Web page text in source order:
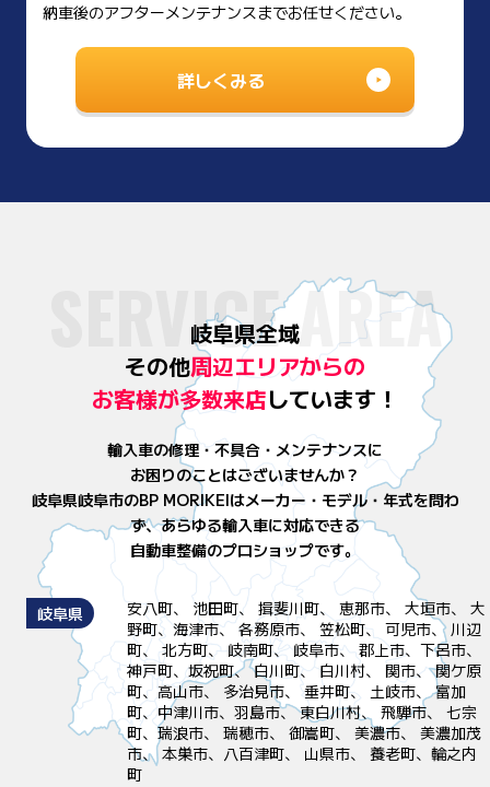
納車後のアフターメンテナンスまでお任せください。
詳しくみる
SERVICE AREA
岐阜県全域
その他周辺エリアからの
お客様が多数来店しています！
輸入車の修理・不具合・メンテナンスに
お困りのことはございませんか？
岐阜県岐阜市のBP MORIKEIはメーカー・モデル・年式を問わ
ず、あらゆる輸入車に対応できる
自動車整備のプロショップです。
岐阜県
安八町、 池田町、 揖斐川町、 恵那市、 大垣市、 大
野町、海津市、 各務原市、 笠松町、 可児市、 川辺
町、 北方町、 岐南町、 岐阜市、 郡上市、下呂市、
神戸町、坂祝町、 白川町、 白川村、 関市、 関ケ原
町、高山市、 多治見市、 垂井町、 土岐市、 富加
町、中津川市、羽島市、 東白川村、 飛騨市、 七宗
町、瑞浪市、 瑞穂市、 御嵩町、 美濃市、 美濃加茂
市、 本巣市、八百津町、 山県市、 養老町、輪之内
町